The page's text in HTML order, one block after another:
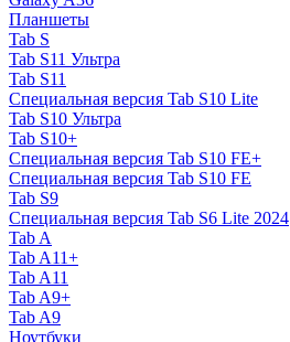
Планшеты
Tab S
Tab S11 Ультра
Tab S11
Специальная версия Tab S10 Lite
Tab S10 Ультра
Tab S10+
Специальная версия Tab S10 FE+
Специальная версия Tab S10 FE
Tab S9
Специальная версия Tab S6 Lite 2024
Tab A
Tab A11+
Tab A11
Tab A9+
Tab A9
Ноутбуки